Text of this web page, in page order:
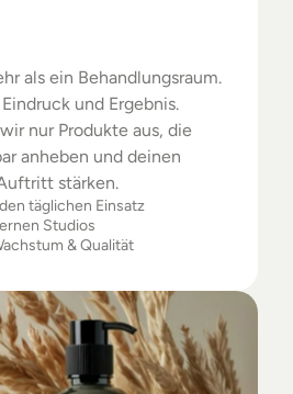
als ein Behandlungsraum.
und Ergebnis.
nur Produkte aus, die
anheben und deinen
stärken.
täglichen Einsatz
Studios
& Qualität